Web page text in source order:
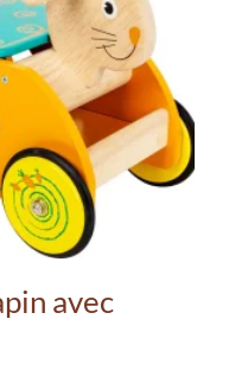
avec